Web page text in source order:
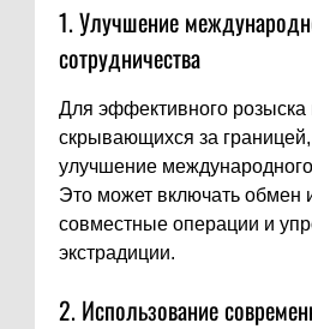
1. Улучшение
сотрудничества
Для эффективного розыска
скрывающихся за
улучшение международного
Это может включать обмен
совместные операции и
экстрадиции.
2. Использование